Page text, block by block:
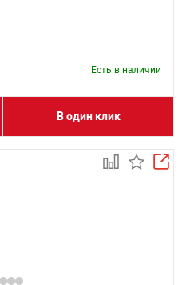
Есть в наличии
В один клик